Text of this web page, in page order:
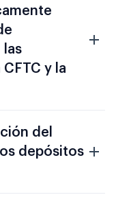
las
y la
del
depósitos